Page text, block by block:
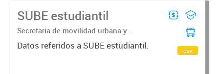
SUBE estudiantil
Secretaria de movilidad urbana y
seguridad ciudadana | Subsecretaria de
transporte | Direccion general de
Datos referidos a SUBE estudiantil. csv